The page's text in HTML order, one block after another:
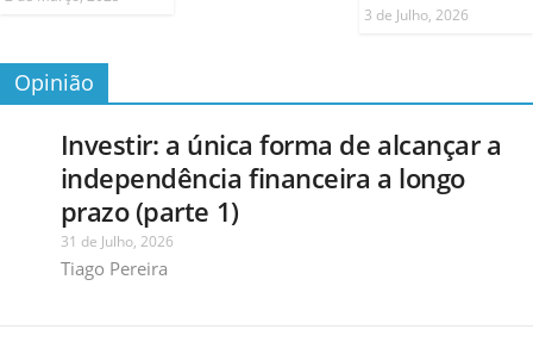
3 de Julho, 2026
Opinião
Investir: a única forma de alcançar a
independência financeira a longo
prazo (parte 1)
31 de Julho, 2026
Tiago Pereira